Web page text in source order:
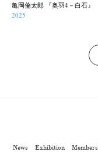
亀岡倫太郎 『奥羽4－白石』
2025
News Exhibition Members